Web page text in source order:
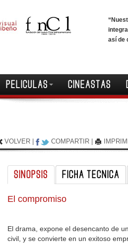
así de
PELICULAS CINEASTAS
VOLVER COMPARTIR
SINOPSIS FICHA TECNICA
El compromiso
El drama, expone el desencanto de
civil, y se convierte en un exitoso